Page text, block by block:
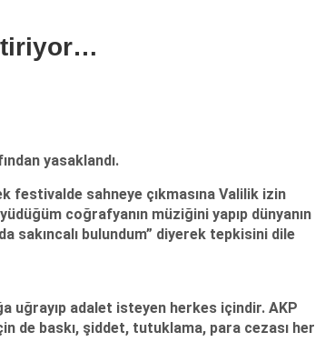
yasaklandı.
festivalde sahneye çıkmasına Valilik izin
coğrafyanın müziğini yapıp dünyanın
bulundum” diyerek tepkisini dile
uğrayıp adalet isteyen herkes içindir. AKP
de baskı, şiddet, tutuklama, para cezası her